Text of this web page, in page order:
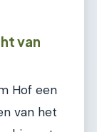
van
Hof een
van het